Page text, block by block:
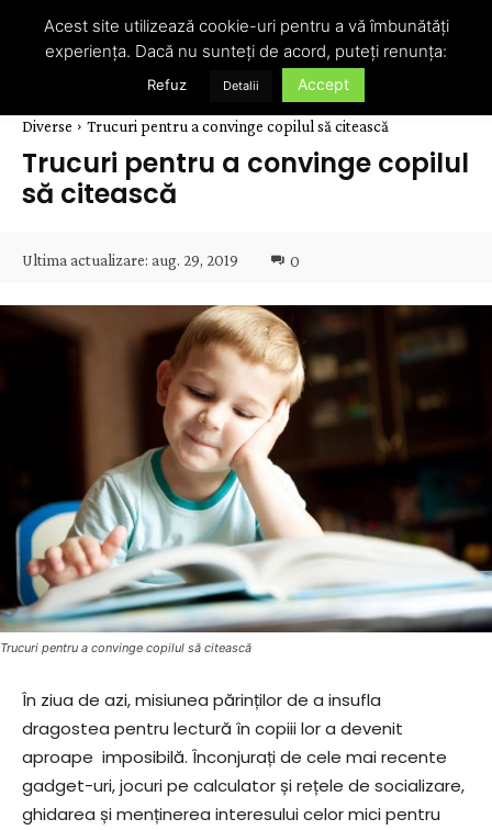
Diverse Trucuri pentru a convinge copilul să citească
Trucuri pentru a convinge copilul
să citească
Ultima actualizare: aug. 29, 2019 0
Trucuri pentru a convinge copilul să citească
În ziua de azi, misiunea părinților de a insufla
dragostea pentru lectură în copiii lor a devenit
aproape imposibilă. Înconjurați de cele mai recente
gadget-uri, jocuri pe calculator și rețele de socializare,
ghidarea și menținerea interesului celor mici pentru
Acest site utilizează cookie-uri pentru a vă îmbunătăți
experiența. Dacă nu sunteți de acord, puteți renunța:
Refuz Detalii Accept